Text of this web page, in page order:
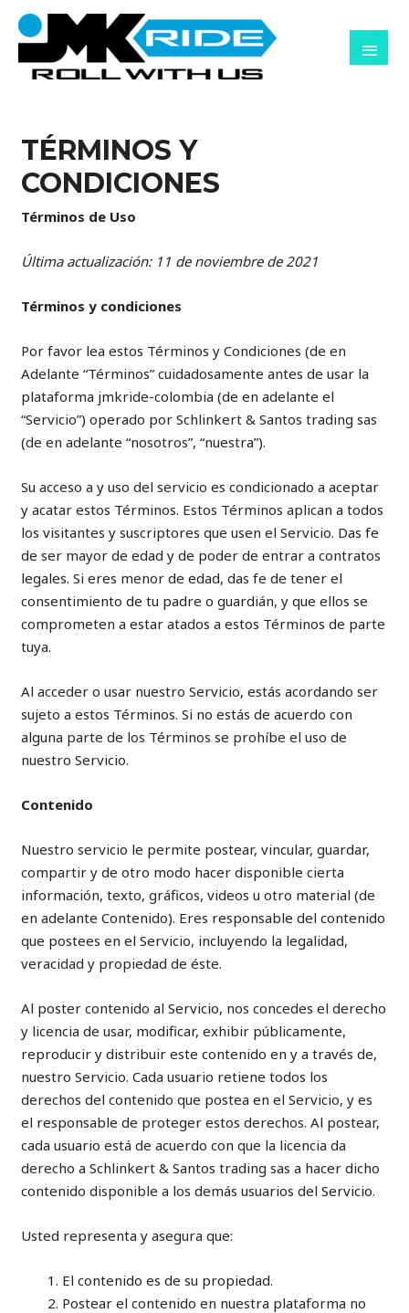
contenido
TÉRMINOS Y
CONDICIONES
Términos de Uso
Última actualización: 11 de noviembre de 2021
Términos y condiciones
Por favor lea estos Términos y Condiciones (de en
Adelante “Términos” cuidadosamente antes de usar la
plataforma jmkride-colombia (de en adelante el
“Servicio”) operado por Schlinkert & Santos trading sas
(de en adelante “nosotros”, “nuestra”).
Su acceso a y uso del servicio es condicionado a aceptar
y acatar estos Términos. Estos Términos aplican a todos
los visitantes y suscriptores que usen el Servicio. Das fe
de ser mayor de edad y de poder de entrar a contratos
legales. Si eres menor de edad, das fe de tener el
consentimiento de tu padre o guardián, y que ellos se
comprometen a estar atados a estos Términos de parte
tuya.
Al acceder o usar nuestro Servicio, estás acordando ser
sujeto a estos Términos. Si no estás de acuerdo con
alguna parte de los Términos se prohíbe el uso de
nuestro Servicio.
Contenido
Nuestro servicio le permite postear, vincular, guardar,
compartir y de otro modo hacer disponible cierta
información, texto, gráficos, videos u otro material (de
en adelante Contenido). Eres responsable del contenido
que postees en el Servicio, incluyendo la legalidad,
veracidad y propiedad de éste.
Al poster contenido al Servicio, nos concedes el derecho
y licencia de usar, modificar, exhibir públicamente,
reproducir y distribuir este contenido en y a través de,
nuestro Servicio. Cada usuario retiene todos los
derechos del contenido que postea en el Servicio, y es
el responsable de proteger estos derechos. Al postear,
cada usuario está de acuerdo con que la licencia da
derecho a Schlinkert & Santos trading sas a hacer dicho
contenido disponible a los demás usuarios del Servicio.
Usted representa y asegura que:
El contenido es de su propiedad.
Postear el contenido en nuestra plataforma no